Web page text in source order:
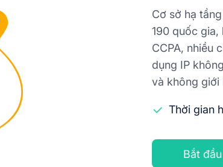
Cơ sở hạ
190 quốc gia,
CCPA, nhiều
dụng IP
và không giới
Thời gian
Bắt đầu